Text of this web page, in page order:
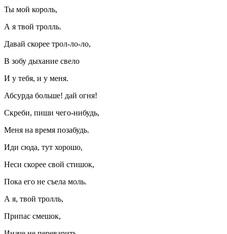
Ты мой король,
А я твой тролль.
Давай скорее трол-ло-ло,
В зобу дыхание свело
И у тебя, и у меня.
Абсурда больше! дай огня!
Скреби, пиши чего-нибудь,
Меня на время позабудь.
Иди сюда, тут хорошо,
Неси скорее свой стишок,
Пока его не съела моль.
А я, твой тролль,
Припас смешок,